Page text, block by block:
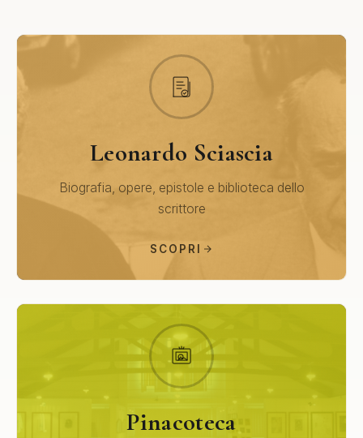
Leonardo Sciascia
Biografia, opere, epistole e biblioteca dello
scrittore
SCOPRI
Pinacoteca